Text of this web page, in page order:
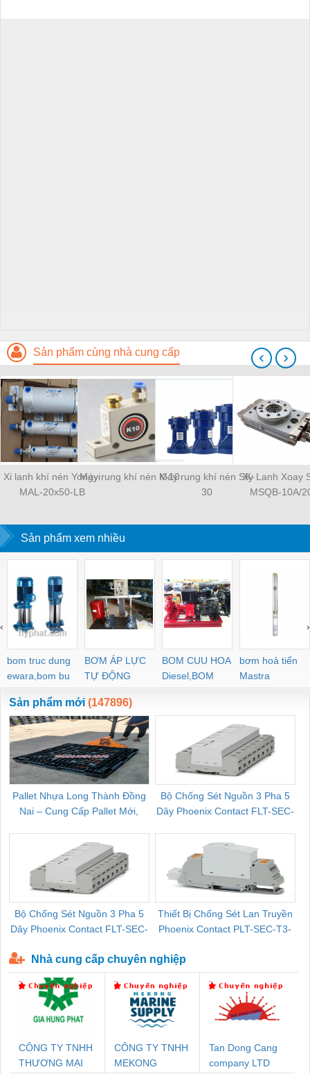
Sản phẩm cùng nhà cung cấp
Xi lanh khí nén Yongyi
MAL-20x50-LB
Máy rung khí nén K-10Máy rung khí nén SK-
30
Xy Lanh Xoay
MSQB-10A/
‹ ›
Sản phẩm xem nhiều
bom truc dung
ewara,bom bu
ewara
BƠM ÁP LỰC
TỰ ĐỘNG
BOM CUU HOA
Diesel,BOM
CHUA CHAY
bơm hoả tiển
Mastra
‹ ›
Sản phẩm mới (147896)
Pallet Nhựa Long Thành Đồng
Nai – Cung Cấp Pallet Mới,
Bộ Chống Sét Nguồn 3 Pha 5
Dây Phoenix Contact FLT-SEC-
Bộ Chống Sét Nguồn 3 Pha 5
Dây Phoenix Contact FLT-SEC-
Thiết Bị Chống Sét Lan Truyền
Phoenix Contact PLT-SEC-T3-
Nhà cung cấp chuyên nghiệp
CÔNG TY TNHH
THƯƠNG MẠI
CÔNG TY TNHH
MEKONG
Tan Dong Cang
company LTD